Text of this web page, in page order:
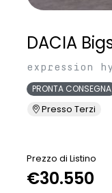
DACIA
expression
PRONTA CONSEGNA
Presso Terzi
Prezzo di Listino
€30.550